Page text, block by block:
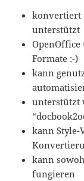
konvertiert
unterstützt
Formate :-)
kann
unterstützt
kann Style-
kann
fungieren